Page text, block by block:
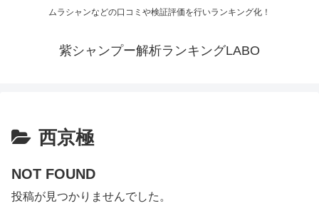
ムラシャンなどの口コミや検証評価を行いランキング化！
紫シャンプー解析ランキングLABO
西京極
NOT FOUND
投稿が見つかりませんでした。